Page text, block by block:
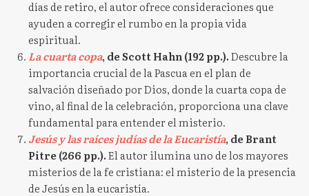
días de retiro, el autor ofrece consideraciones que
ayuden a corregir el rumbo en la propia vida
espiritual.
La cuarta copa, de Scott Hahn (192 pp.).Descubre la
importancia crucial de la Pascua en el plan de
salvación diseñado por Dios, donde la cuarta copa de
vino, al final de la celebración, proporciona una clave
fundamental para entender el misterio.
Jesús y las raíces judías de la Eucaristía, de Brant
Pitre (266 pp.).El autor ilumina uno de los mayores
misterios de la fe cristiana: el misterio de la presencia
de Jesús en la eucaristía.